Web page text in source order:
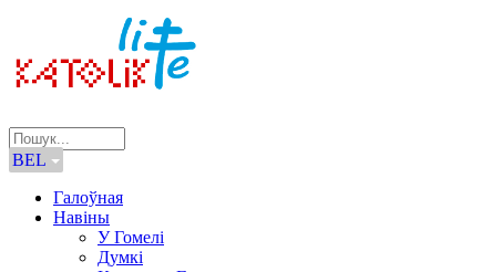
BEL
Галоўная
Навіны
У Гомелі
Думкі